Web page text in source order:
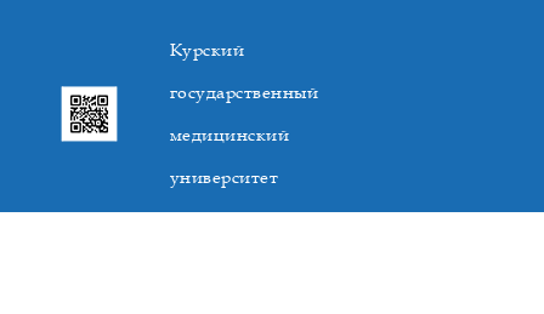
Курский
государственный
медицинский
университет